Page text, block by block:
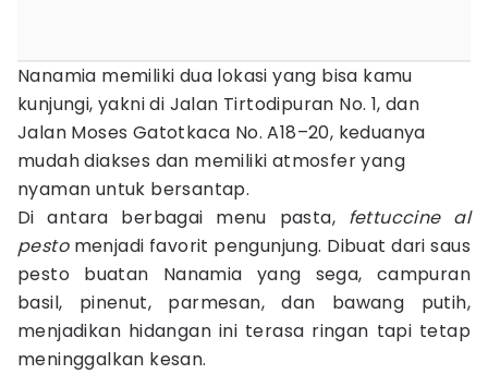
Nanamia memiliki dua lokasi yang bisa kamu
kunjungi, yakni di Jalan Tirtodipuran No. 1, dan
Jalan Moses Gatotkaca No. A18–20, keduanya
mudah diakses dan memiliki atmosfer yang
nyaman untuk bersantap.
Di antara berbagai menu pasta, fettuccine al
pestomenjadi favorit pengunjung. Dibuat dari saus
pesto buatan Nanamia yang sega, campuran
basil, pinenut, parmesan, dan bawang putih,
menjadikan hidangan ini terasa ringan tapi tetap
meninggalkan kesan.